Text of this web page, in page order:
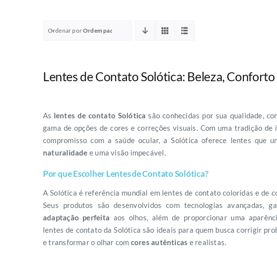
Ordenar porOrdem padrão
Lentes de Contato Solótica: Beleza, Conforto
As lentes de contato Solótica são conhecidas por sua qualidade,
gama de opções de cores e correções visuais. Com uma tradição de
compromisso com a saúde ocular, a Solótica oferece lentes que
naturalidade e uma visão impecável.
Por que Escolher Lentes de Contato Solótica?
A Solótica é referência mundial em lentes de contato coloridas e de
Seus produtos são desenvolvidos com tecnologias avançadas,
adaptação perfeita aos olhos, além de proporcionar uma
lentes de contato da Solótica são ideais para quem busca corrigir
e transformar o olhar com cores autênticas e realistas.